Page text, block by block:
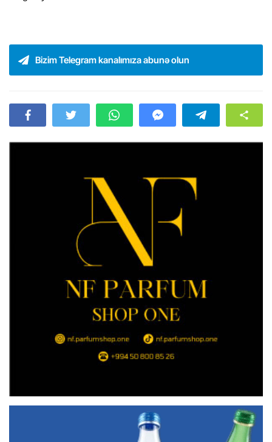
Bizim Telegram kanalımıza abunə olun